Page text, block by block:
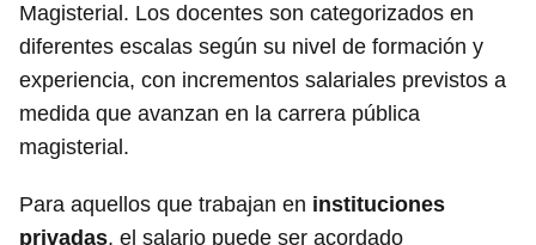
Magisterial. Los docentes son categorizados en
diferentes escalas según su nivel de formación y
experiencia, con incrementos salariales previstos a
medida que avanzan en la carrera pública
magisterial.
Para aquellos que trabajan en instituciones
privadas, el salario puede ser acordado